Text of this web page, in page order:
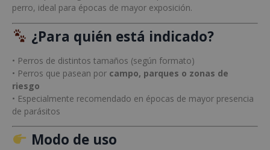
perro, ideal para épocas de mayor exposición.
¿Para quién está indicado?
• Perros de distintos tamaños (según formato)
• Perros que pasean por campo, parques o zonas de
riesgo
• Especialmente recomendado en épocas de mayor presencia
de parásitos
Modo de uso